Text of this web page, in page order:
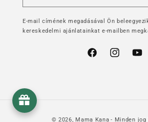
E-mail címének megadásával Ön
kereskedelmi ajánlatainkat e-mailben
FacebookInstagram
© 2026, Mama Kana - Minden